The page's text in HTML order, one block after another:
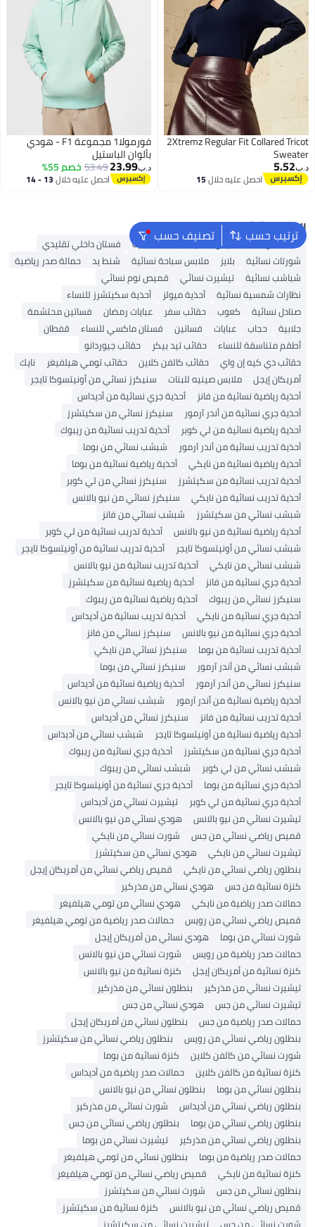
2Xtremz Regular Fit Collared Tricot
Sweater
د.ب‏5.52
احصل عليه خلال15
فورمولا1 مجموعة F1 - هودي
بألوان الباستيل
د.ب‏23.99
53.49خصم 55%
احصل عليه خلال 13 - 14
ترتيب حسب تصنيف حسب البحث الشائع
شنط ألدو شنط جيس نسائية شنط نسائية
فستان داخلي تقليدي
شورتات نسائية
بلايز ملابس سباحة نسائية شنط يد
حمالة صدر رياضية
شباشب نسائية
تيشيرت نسائي
قميص نوم نسائي
نظارات شمسية نسائية
أحذية ميولز
أحذية سكيتشرز للنساء
صنادل نسائية
كعوب حقائب سفر عبايات رمضان
فساتين محتشمة
جلابية
حجاب عبايات فساتين فستان ماكسي للنساء
قفطان
أطقم متناسقة للنساء
حقائب تيد بيكر
حقائب جيوردانو
حقائب دي كيه إن واي
حقائب كالفن كلاين حقائب تومي هيلفيغر
نايك
أمريكان إيجل
ملابس صينيه للبنات
سنيكرز نسائي من أونيتسوكا تايجر
أحذية رياضية نسائية من فانز
أحذية جري نسائية من أديداس
أحذية جري نسائية من أندر آرمور
سنيكرز نسائي من سكيتشرز
أحذية رياضية نسائية من لي كوبر
أحذية تدريب نسائية من ريبوك
أحذية تدريب نسائية من أندر آرمور
شبشب نسائي من بوما
أحذية رياضية نسائية من نايكي
أحذية رياضية نسائية من بوما
أحذية تدريب نسائية من سكيتشرز
سنيكرز نسائي من لي كوبر
أحذية تدريب نسائية من نايكي
سنيكرز نسائي من نيو بالانس
شبشب نسائي من سكيتشرز
شبشب نسائي من فانز
أحذية رياضية نسائية من نيو بالانس
أحذية تدريب نسائية من لي كوبر
شبشب نسائي من أونيتسوكا تايجر
أحذية تدريب نسائية من أونيتسوكا تايجر
شبشب نسائي من نايكي
أحذية تدريب نسائية من نيو بالانس
أحذية جري نسائية من فانز
أحذية رياضية نسائية من سكيتشرز
سنيكرز نسائي من ريبوك
أحذية رياضية نسائية من ريبوك
أحذية جري نسائية من نايكي
أحذية تدريب نسائية من أديداس
أحذية جري نسائية من نيو بالانس
سنيكرز نسائي من فانز
أحذية تدريب نسائية من بوما
سنيكرز نسائي من نايكي
شبشب نسائي من أندر آرمور
سنيكرز نسائي من بوما
سنيكرز نسائي من أندر آرمور
أحذية رياضية نسائية من أديداس
أحذية رياضية نسائية من أندر آرمور
شبشب نسائي من نيو بالانس
أحذية تدريب نسائية من فانز
سنيكرز نسائي من أديداس
أحذية رياضية نسائية من أونيتسوكا تايجر
شبشب نسائي من أديداس
أحذية جري نسائية من سكيتشرز
أحذية جري نسائية من ريبوك
شبشب نسائي من لي كوبر
شبشب نسائي من ريبوك
أحذية جري نسائية من بوما
أحذية جري نسائية من أونيتسوكا تايجر
أحذية جري نسائية من لي كوبر
تيشيرت نسائي من أديداس
تيشيرت نسائي من نيو بالانس
هودي نسائي من نيو بالانس
قميص رياضي نسائي من جس
شورت نسائي من نايكي
تيشيرت نسائي من نايكي
هودي نسائي من سكيتشرز
بنطلون رياضي نسائي من نايكي
قميص رياضي نسائي من أمريكان إيجل
كنزة نسائية من جس
هودي نسائي من مذركير
حمالات صدر رياضية من نايكي
هودي نسائي من تومي هيلفيغر
قميص رياضي نسائي من رويس
حمالات صدر رياضية من تومي هيلفيغر
شورت نسائي من بوما
هودي نسائي من أمريكان إيجل
حمالات صدر رياضية من رويس
شورت نسائي من نيو بالانس
كنزة نسائية من أمريكان إيجل
كنزة نسائية من نيو بالانس
تيشيرت نسائي من مذركير
بنطلون نسائي من مذركير
تيشيرت نسائي من جس
هودي نسائي من جس
حمالات صدر رياضية من جس
بنطلون نسائي من أمريكان إيجل
بنطلون رياضي نسائي من رويس
بنطلون رياضي نسائي من سكيتشرز
شورت نسائي من كالفن كلاين
كنزة نسائية من بوما
كنزة نسائية من كالفن كلاين
حمالات صدر رياضية من أديداس
بنطلون نسائي من بوما
بنطلون نسائي من نيو بالانس
بنطلون رياضي نسائي من أديداس
شورت نسائي من مذركير
بنطلون رياضي نسائي من بوما
بنطلون رياضي نسائي من جس
بنطلون رياضي نسائي من مذركير
تيشيرت نسائي من بوما
حمالات صدر رياضية من بوما
بنطلون نسائي من تومي هيلفيغر
كنزة نسائية من نايكي
قميص رياضي نسائي من تومي هيلفيغر
بنطلون نسائي من جس
شورت نسائي من سكيتشرز
قميص رياضي نسائي من نيو بالانس
كنزة نسائية من سكيتشرز